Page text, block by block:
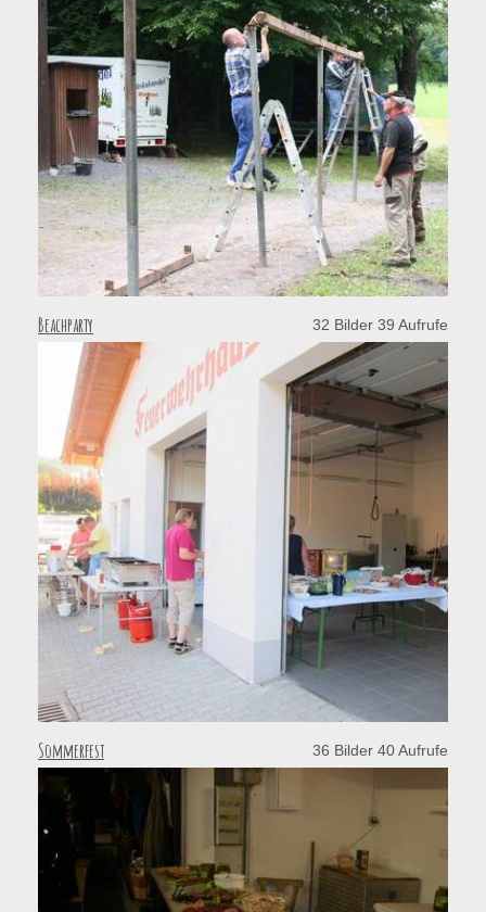
Beachparty 32 Bilder 39 Aufrufe
Sommerfest 36 Bilder 40 Aufrufe